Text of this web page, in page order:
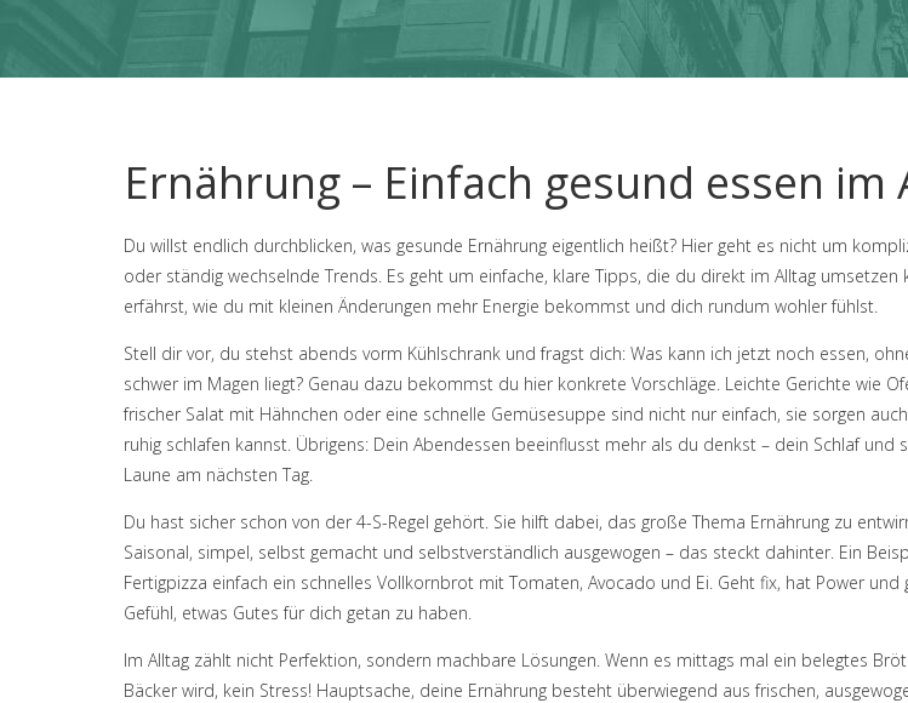
Ernährung – Einfach gesund essen im
Du willst endlich durchblicken, was gesunde Ernährung eigentlich heißt? Hier geht es nicht um
oder ständig wechselnde Trends. Es geht um einfache, klare Tipps, die du direkt im Alltag umsetzen
erfährst, wie du mit kleinen Änderungen mehr Energie bekommst und dich rundum wohler fühlst.
Stell dir vor, du stehst abends vorm Kühlschrank und fragst dich: Was kann ich jetzt noch essen,
schwer im Magen liegt? Genau dazu bekommst du hier konkrete Vorschläge. Leichte Gerichte wie
frischer Salat mit Hähnchen oder eine schnelle Gemüsesuppe sind nicht nur einfach, sie sorgen
ruhig schlafen kannst. Übrigens: Dein Abendessen beeinflusst mehr als du denkst – dein Schlaf und
Laune am nächsten Tag.
Du hast sicher schon von der 4-S-Regel gehört. Sie hilft dabei, das große Thema Ernährung zu
Saisonal, simpel, selbst gemacht und selbstverständlich ausgewogen – das steckt dahinter. Ein
Fertigpizza einfach ein schnelles Vollkornbrot mit Tomaten, Avocado und Ei. Geht fix, hat Power und
Gefühl, etwas Gutes für dich getan zu haben.
Im Alltag zählt nicht Perfektion, sondern machbare Lösungen. Wenn es mittags mal ein belegtes
Bäcker wird, kein Stress! Hauptsache, deine Ernährung besteht überwiegend aus frischen,